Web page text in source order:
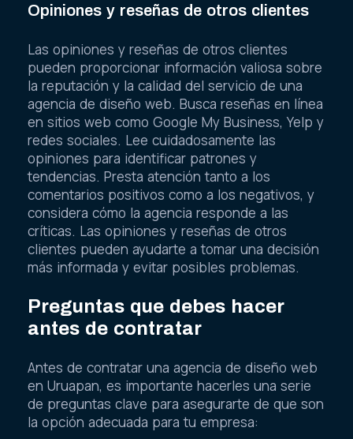
Opiniones y reseñas de otros clientes
Las opiniones y reseñas de otros clientes
pueden proporcionar información valiosa sobre
la reputación y la calidad del servicio de una
agencia de diseño web. Busca reseñas en línea
en sitios web como Google My Business, Yelp y
redes sociales. Lee cuidadosamente las
opiniones para identificar patrones y
tendencias. Presta atención tanto a los
comentarios positivos como a los negativos, y
considera cómo la agencia responde a las
críticas. Las opiniones y reseñas de otros
clientes pueden ayudarte a tomar una decisión
más informada y evitar posibles problemas.
Preguntas que debes hacer
antes de contratar
Antes de contratar una agencia de diseño web
en Uruapan, es importante hacerles una serie
de preguntas clave para asegurarte de que son
la opción adecuada para tu empresa: